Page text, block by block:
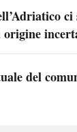
del